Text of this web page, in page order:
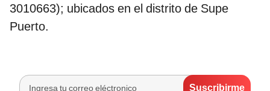
3010663); ubicados en el distrito de Supe
Puerto.